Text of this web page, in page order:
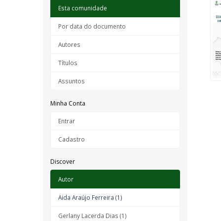
Esta comunidade
Por data do documento
Autores
Títulos
Assuntos
Minha Conta
Entrar
Cadastro
Discover
Autor
Aida Araújo Ferreira (1)
Gerlany Lacerda Dias (1)